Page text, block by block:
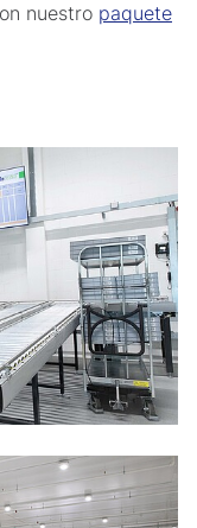
nuestro paquete